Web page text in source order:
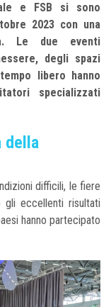
e FSB si sono
2023 con una
Le due eventi
degli spazi
libero hanno
specializzati
della
difficili, le fiere
gli eccellenti risultati
hanno partecipato